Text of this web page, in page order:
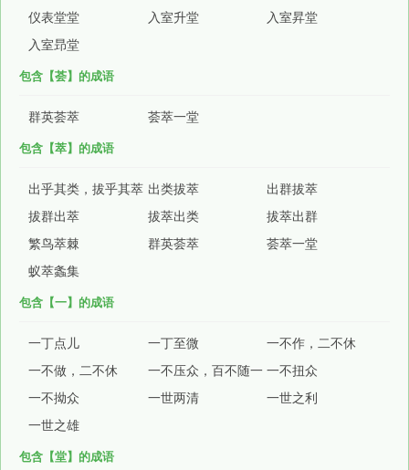
仪表堂堂
入室升堂
入室昇堂
入室昻堂
包含【荟】的成语
群英荟萃 荟萃一堂
包含【萃】的成语
出乎其类，拔乎其萃 出类拔萃
出群拔萃
拔群出萃
拔萃出类
拔萃出群
繁鸟萃棘
群英荟萃
荟萃一堂
蚁萃螽集
包含【一】的成语
一丁点儿 一丁至微
一不作，二不休
一不做，二不休
一不压众，百不随一 一不扭众
一不拗众
一世两清
一世之利
一世之雄
包含【堂】的成语